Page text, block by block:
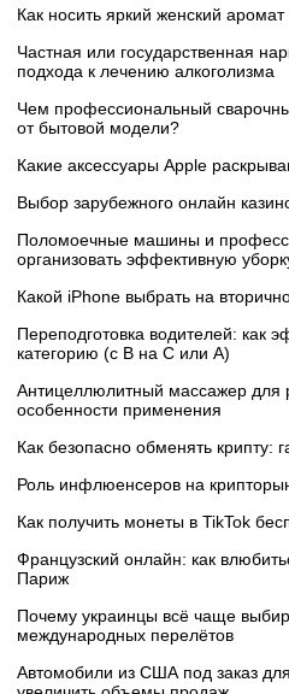
Как носить яркий женский
Частная или государственная
подхода к лечению алкоголизма
Чем профессиональный
от бытовой модели?
Какие аксессуары Apple
Выбор зарубежного онлайн
Поломоечные машины и
организовать эффективную
Какой iPhone выбрать на
Переподготовка водителей: как
категорию (с B на C или А)
Антицеллюлитный массажер для
особенности применения
Как безопасно обменять крипту:
Роль инфлюенсеров на
Как получить монеты в TikTok
Французский онлайн: как
Париж
Почему украинцы всё чаще
международных перелётов
Автомобили из США под заказ